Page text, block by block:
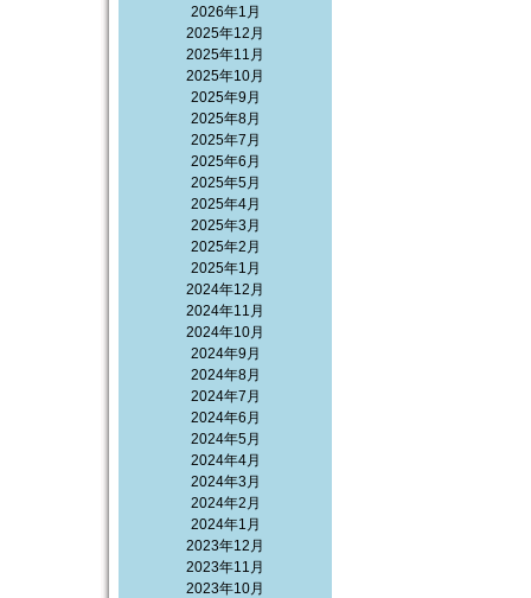
2026年1月
2025年12月
2025年11月
2025年10月
2025年9月
2025年8月
2025年7月
2025年6月
2025年5月
2025年4月
2025年3月
2025年2月
2025年1月
2024年12月
2024年11月
2024年10月
2024年9月
2024年8月
2024年7月
2024年6月
2024年5月
2024年4月
2024年3月
2024年2月
2024年1月
2023年12月
2023年11月
2023年10月